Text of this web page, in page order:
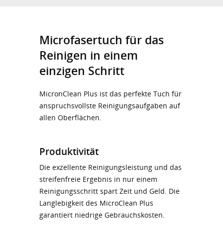
Microfasertuch für das
Reinigen in einem
einzigen Schritt
MicronClean Plus ist das perfekte Tuch für
anspruchsvollste Reinigungsaufgaben auf
allen Oberflächen.
Produktivität
Die exzellente Reinigungsleistung und das
streifenfreie Ergebnis in nur einem
Reinigungsschritt spart Zeit und Geld. Die
Langlebigkeit des MicroClean Plus
garantiert niedrige Gebrauchskosten.